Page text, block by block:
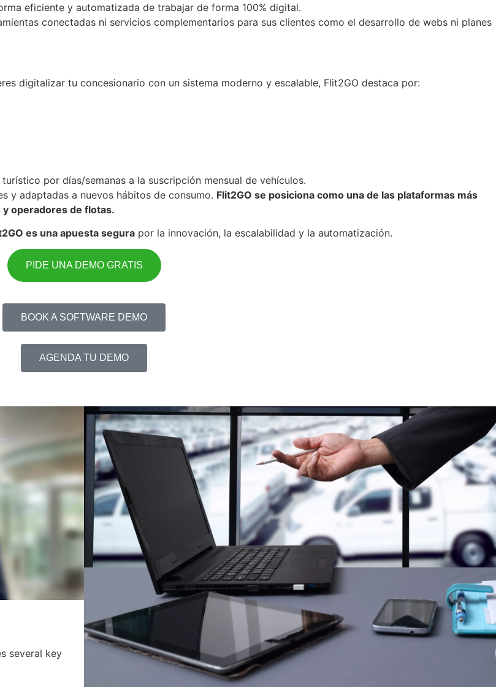
eficiente y automatizada de trabajar de forma 100% digital.
conectadas ni servicios complementarios para sus clientes como el desarrollo de webs ni planes
digitalizar tu concesionario con un sistema moderno y escalable, Flit2GO destaca por:
por días/semanas a la suscripción mensual de vehículos.
y adaptadas a nuevos hábitos de consumo. Flit2GO se posiciona como una de las plataformas más
operadores de flotas.
es una apuesta segura por la innovación, la escalabilidad y la automatización.
PIDE UNA DEMO GRATIS
BOOK A SOFTWARE DEMO
AGENDA TU DEMO
several key